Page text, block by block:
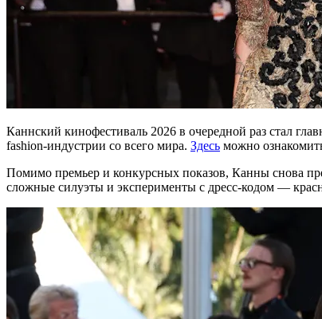
Каннский кинофестиваль 2026 в очередной раз стал
fashion-индустрии со всего мира. Здесь можно
Помимо премьер и конкурсных показов, Канны снова
сложные силуэты и эксперименты с дресс-кодом —